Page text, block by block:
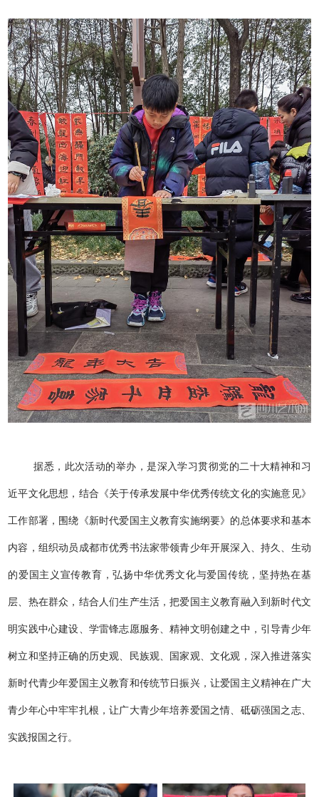
据悉，此次活动的举办，是深入学习贯彻党的二十大精神和习
近平文化思想，结合《关于传承发展中华优秀传统文化的实施意见》
工作部署，围绕《新时代爱国主义教育实施纲要》的总体要求和基本
内容，组织动员成都市优秀书法家带领青少年开展深入、持久、生动
的爱国主义宣传教育，弘扬中华优秀文化与爱国传统，坚持热在基
层、热在群众，结合人们生产生活，把爱国主义教育融入到新时代文
明实践中心建设、学雷锋志愿服务、精神文明创建之中，引导青少年
树立和坚持正确的历史观、民族观、国家观、文化观，深入推进落实
新时代青少年爱国主义教育和传统节日振兴，让爱国主义精神在广大
青少年心中牢牢扎根，让广大青少年培养爱国之情、砥砺强国之志、
实践报国之行。